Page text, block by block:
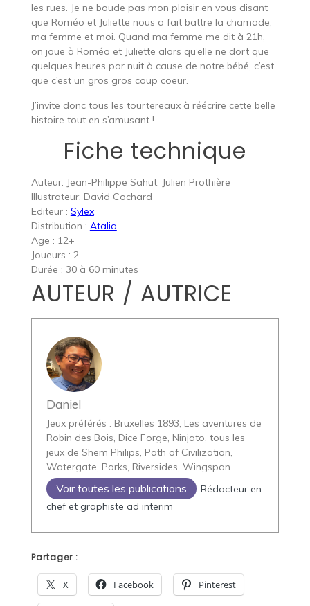
les rues. Je ne boude pas mon plaisir en vous disant
que Roméo et Juliette nous a fait battre la chamade,
ma femme et moi. Quand ma femme me dit à 21h,
on joue à Roméo et Juliette alors qu’elle ne dort que
quelques heures par nuit à cause de notre bébé, c’est
que c’est un gros gros coup coeur.
J’invite donc tous les tourtereaux à réécrire cette belle
histoire tout en s’amusant !
Fiche technique
Auteur: Jean-Philippe Sahut, Julien Prothière
Illustrateur: David Cochard
Editeur : Sylex
Distribution : Atalia
Age : 12+
Joueurs : 2
Durée : 30 à 60 minutes
AUTEUR / AUTRICE
Daniel
Jeux préférés : Bruxelles 1893, Les aventures de
Robin des Bois, Dice Forge, Ninjato, tous les
jeux de Shem Philips, Path of Civilization,
Watergate, Parks, Riversides, Wingspan
Voir toutes les publications
Rédacteur en
chef et graphiste ad interim
Partager :
X Facebook Pinterest